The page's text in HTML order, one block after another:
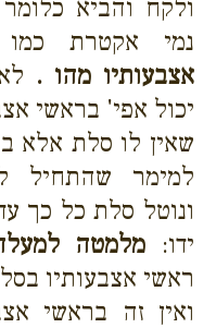
ולקח והביא
נמי אקטרת
אצבעותיו מהו .
יכול אפי' בראשי
שאין לו סלת אלא
למימר שהתחיל
ונוטל סלת כל כך
ידו: מלמטה
ראשי אצבעותיו
ואין זה בראשי